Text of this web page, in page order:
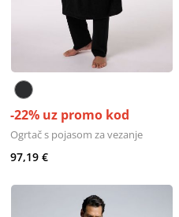
-22% uz promo kod
Ogrtač s pojasom za vezanje
97,19 €